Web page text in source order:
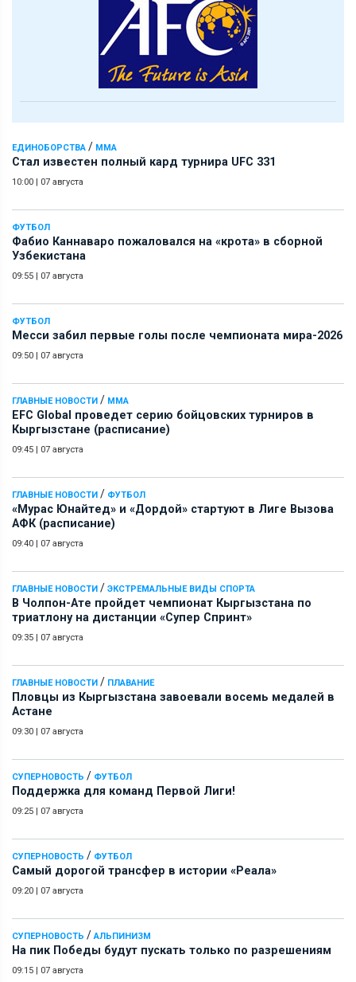
ЕДИНОБОРСТВА / ММА
Стал известен полный кард турнира UFC 331
10:00 | 07 августа
ФУТБОЛ
Фабио Каннаваро пожаловался на «крота» в сборной
Узбекистана
09:55 | 07 августа
ФУТБОЛ
Месси забил первые голы после чемпионата мира-2026
09:50 | 07 августа
ГЛАВНЫЕ НОВОСТИ / ММА
EFC Global проведет серию бойцовских турниров в
Кыргызстане (расписание)
09:45 | 07 августа
ГЛАВНЫЕ НОВОСТИ / ФУТБОЛ
«Мурас Юнайтед» и «Дордой» стартуют в Лиге Вызова
АФК (расписание)
09:40 | 07 августа
ГЛАВНЫЕ НОВОСТИ / ЭКСТРЕМАЛЬНЫЕ ВИДЫ СПОРТА
В Чолпон-Ате пройдет чемпионат Кыргызстана по
триатлону на дистанции «Супер Спринт»
09:35 | 07 августа
ГЛАВНЫЕ НОВОСТИ / ПЛАВАНИЕ
Пловцы из Кыргызстана завоевали восемь медалей в
Астане
09:30 | 07 августа
СУПЕРНОВОСТЬ / ФУТБОЛ
Поддержка для команд Первой Лиги!
09:25 | 07 августа
СУПЕРНОВОСТЬ / ФУТБОЛ
Самый дорогой трансфер в истории «Реала»
09:20 | 07 августа
СУПЕРНОВОСТЬ / АЛЬПИНИЗМ
На пик Победы будут пускать только по разрешениям
09:15 | 07 августа